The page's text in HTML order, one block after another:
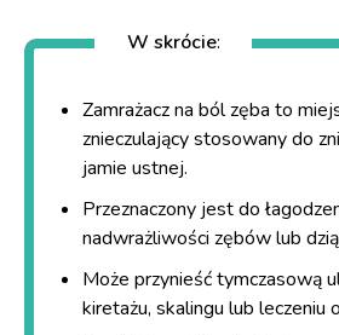
W skrócie:
Zamrażacz na ból zęba to
znieczulający stosowany do
jamie ustnej.
Przeznaczony jest do
nadwrażliwości zębów lub
Może przynieść tymczasową
kiretażu, skalingu lub leczeniu